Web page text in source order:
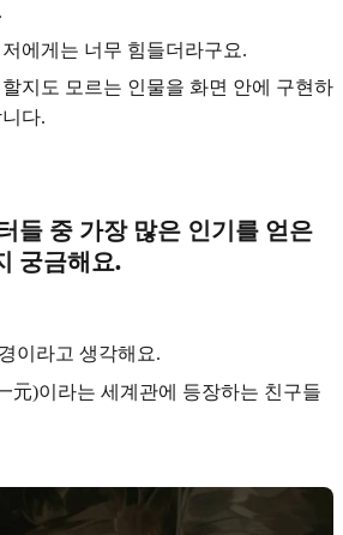
에게는 너무 힘들더라구요.
지도 모르는 인물을 화면 안에 구현하
다.
들 중 가장 많은 인기를 얻은
궁금해요.
이라고 생각해요.
元)이라는 세계관에 등장하는 친구들